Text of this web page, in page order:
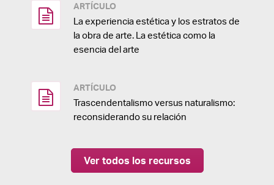
ARTÍCULO
La experiencia estética y los estratos de
la obra de arte. La estética como la
esencia del arte
ARTÍCULO
Trascendentalismo versus naturalismo:
reconsiderando su relación
Ver todos los recursos